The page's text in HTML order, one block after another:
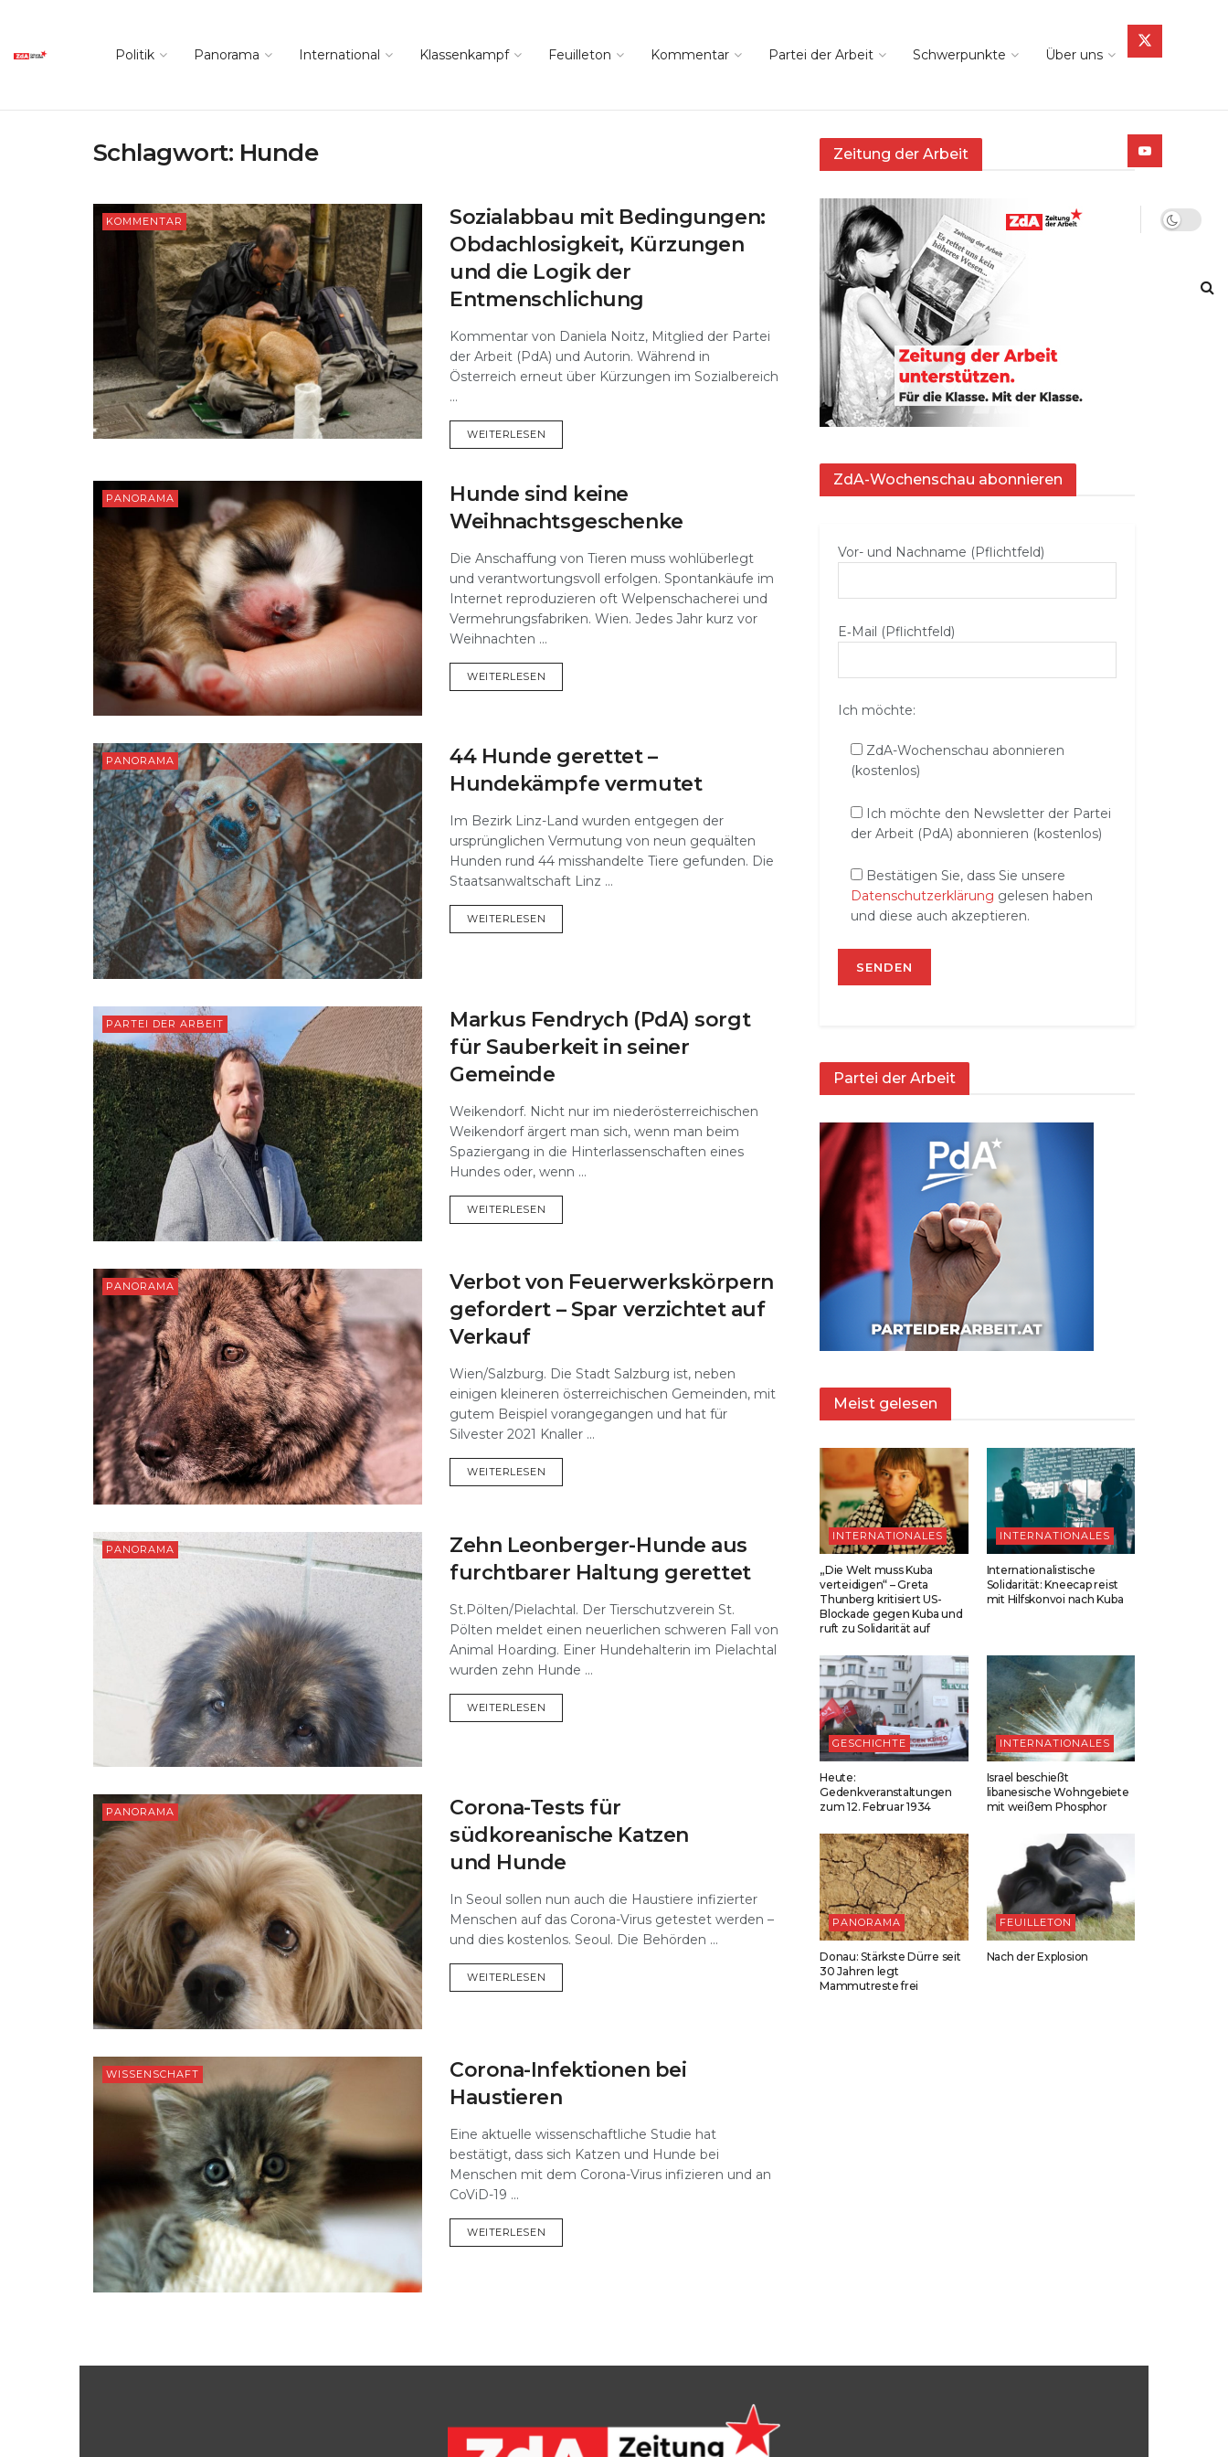
Politik Panorama International Klassenkampf Feuilleton Kommentar Partei der Arbeit Schwerpunkte Über uns
Schlagwort: Hunde
KOMMENTAR
Sozialabbau mit Bedingungen:
Obdachlosigkeit, Kürzungen
und die Logik der
Entmenschlichung
Kommentar von Daniela Noitz, Mitglied der Partei
der Arbeit (PdA) und Autorin. Während in
Österreich erneut über Kürzungen im Sozialbereich
...
WEITERLESEN
PANORAMA
Hunde sind keine
Weihnachtsgeschenke
Die Anschaffung von Tieren muss wohlüberlegt
und verantwortungsvoll erfolgen. Spontankäufe im
Internet reproduzieren oft Welpenschacherei und
Vermehrungsfabriken. Wien. Jedes Jahr kurz vor
Weihnachten ...
WEITERLESEN
PANORAMA
44 Hunde gerettet –
Hundekämpfe vermutet
Im Bezirk Linz-Land wurden entgegen der
ursprünglichen Vermutung von neun gequälten
Hunden rund 44 misshandelte Tiere gefunden. Die
Staatsanwaltschaft Linz ...
WEITERLESEN
PARTEI DER ARBEIT
Markus Fendrych (PdA) sorgt
für Sauberkeit in seiner
Gemeinde
Weikendorf. Nicht nur im niederösterreichischen
Weikendorf ärgert man sich, wenn man beim
Spaziergang in die Hinterlassenschaften eines
Hundes oder, wenn ...
WEITERLESEN
PANORAMA
Verbot von Feuerwerkskörpern
gefordert – Spar verzichtet auf
Verkauf
Wien/Salzburg. Die Stadt Salzburg ist, neben
einigen kleineren österreichischen Gemeinden, mit
gutem Beispiel vorangegangen und hat für
Silvester 2021 Knaller ...
WEITERLESEN
PANORAMA
Zehn Leonberger-Hunde aus
furchtbarer Haltung gerettet
St.Pölten/Pielachtal. Der Tierschutzverein St.
Pölten meldet einen neuerlichen schweren Fall von
Animal Hoarding. Einer Hundehalterin im Pielachtal
wurden zehn Hunde ...
WEITERLESEN
PANORAMA
Corona-Tests für
südkoreanische Katzen
und Hunde
In Seoul sollen nun auch die Haustiere infizierter
Menschen auf das Corona-Virus getestet werden –
und dies kostenlos. Seoul. Die Behörden ...
WEITERLESEN
WISSENSCHAFT
Corona-Infektionen bei
Haustieren
Eine aktuelle wissenschaftliche Studie hat
bestätigt, dass sich Katzen und Hunde bei
Menschen mit dem Corona-Virus infizieren und an
CoViD-19 ...
WEITERLESEN
Zeitung der Arbeit
ZdA-Wochenschau abonnieren
Vor- und Nachname (Pflichtfeld)
E‑Mail (Pflichtfeld)
Ich möchte:
ZdA-Wochenschau abonnieren
(kostenlos)
Ich möchte den Newsletter der Partei
der Arbeit (PdA) abonnieren (kostenlos)
Bestätigen Sie, dass Sie unsere
Datenschutzerklärung gelesen haben
und diese auch akzeptieren.
Partei der Arbeit
Meist gelesen
INTERNATIONALES
„Die Welt muss Kuba
verteidigen“ – Greta
Thunberg kritisiert US-
Blockade gegen Kuba und
ruft zu Solidarität auf
INTERNATIONALES
Internationalistische
Solidarität: Kneecap reist
mit Hilfskonvoi nach Kuba
GESCHICHTE
Heute:
Gedenkveranstaltungen
zum 12. Februar 1934
INTERNATIONALES
Israel beschießt
libanesische Wohngebiete
mit weißem Phosphor
PANORAMA
Donau: Stärkste Dürre seit
30 Jahren legt
Mammutreste frei
FEUILLETON
Nach der Explosion